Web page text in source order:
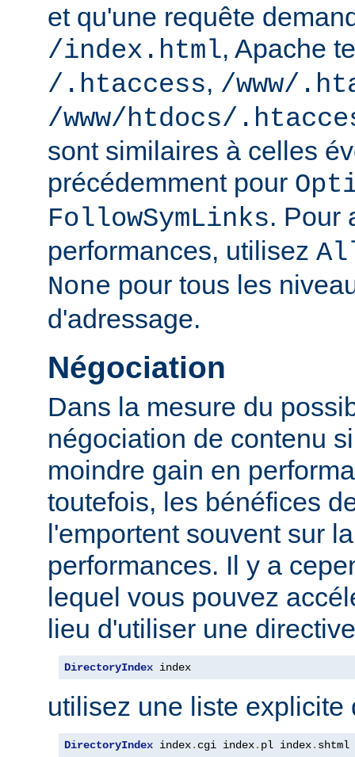
et qu'une requête
/index.html, Apache
/.htaccess, /www/
/www/htdocs/
sont similaires à celles
précédemment pour
FollowSymLinks. Pour
performances, utilisez
None pour tous les
d'adressage.
Négociation
Dans la mesure du
négociation de contenu
moindre gain en
toutefois, les bénéfices
l'emportent souvent sur
performances. Il y a
lequel vous pouvez
lieu d'utiliser une
DirectoryIndex index
utilisez une liste explicite
DirectoryIndex index. cgi index. pl index. shtml